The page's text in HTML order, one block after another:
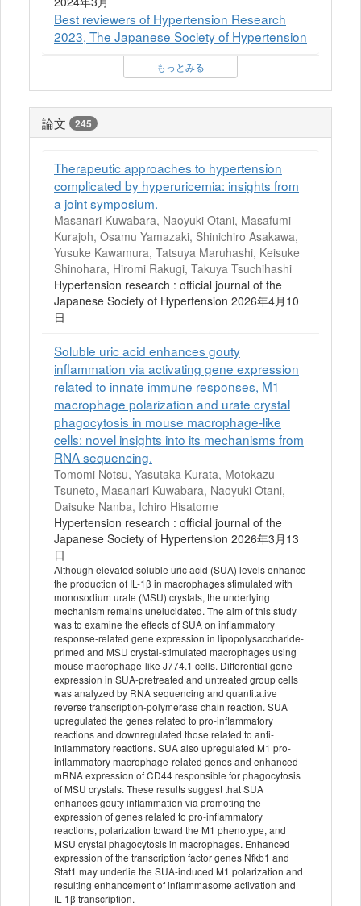
Best reviewers of Hypertension Research
2023, The Japanese Society of Hypertension
もっとみる
論文 245
Therapeutic approaches to hypertension
complicated by hyperuricemia: insights from
a joint symposium.
Masanari Kuwabara, Naoyuki Otani, Masafumi
Kurajoh, Osamu Yamazaki, Shinichiro Asakawa,
Yusuke Kawamura, Tatsuya Maruhashi, Keisuke
Shinohara, Hiromi Rakugi, Takuya Tsuchihashi
Hypertension research : official journal of the
Japanese Society of Hypertension 2026年4月10
日
Soluble uric acid enhances gouty
inflammation via activating gene expression
related to innate immune responses, M1
macrophage polarization and urate crystal
phagocytosis in mouse macrophage-like
cells: novel insights into its mechanisms from
RNA sequencing.
Tomomi Notsu, Yasutaka Kurata, Motokazu
Tsuneto, Masanari Kuwabara, Naoyuki Otani,
Daisuke Nanba, Ichiro Hisatome
Hypertension research : official journal of the
Japanese Society of Hypertension 2026年3月13
日
Although elevated soluble uric acid (SUA) levels enhance
the production of IL-1β in macrophages stimulated with
monosodium urate (MSU) crystals, the underlying
mechanism remains unelucidated. The aim of this study
was to examine the effects of SUA on inflammatory
response-related gene expression in lipopolysaccharide-
primed and MSU crystal-stimulated macrophages using
mouse macrophage-like J774.1 cells. Differential gene
expression in SUA-pretreated and untreated group cells
was analyzed by RNA sequencing and quantitative
reverse transcription-polymerase chain reaction. SUA
upregulated the genes related to pro-inflammatory
reactions and downregulated those related to anti-
inflammatory reactions. SUA also upregulated M1 pro-
inflammatory macrophage-related genes and enhanced
mRNA expression of CD44 responsible for phagocytosis
of MSU crystals. These results suggest that SUA
enhances gouty inflammation via promoting the
expression of genes related to pro-inflammatory
reactions, polarization toward the M1 phenotype, and
MSU crystal phagocytosis in macrophages. Enhanced
expression of the transcription factor genes Nfkb1 and
Stat1 may underlie the SUA-induced M1 polarization and
resulting enhancement of inflammasome activation and
IL-1β transcription.